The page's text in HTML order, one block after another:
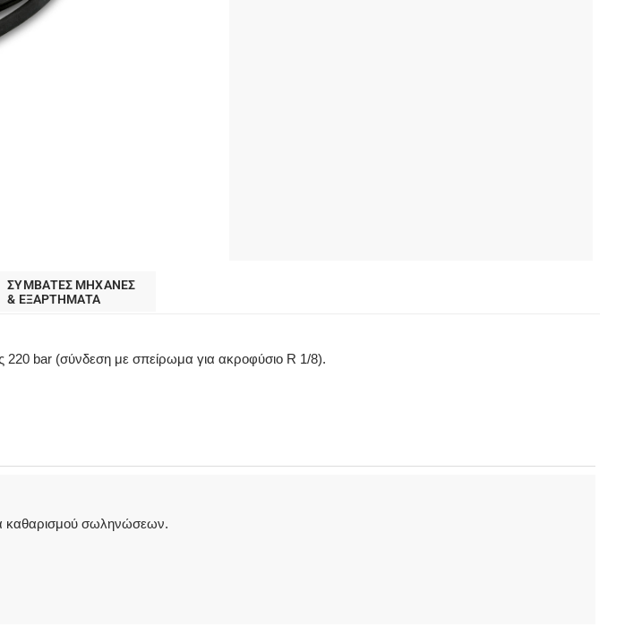
ΣΥΜΒΑΤΕΣ ΜΗΧΑΝΕΣ
& ΕΞΑΡΤΗΜΑΤΑ
bar (σύνδεση με σπείρωμα για ακροφύσιο R 1/8).
καθαρισμού σωληνώσεων.